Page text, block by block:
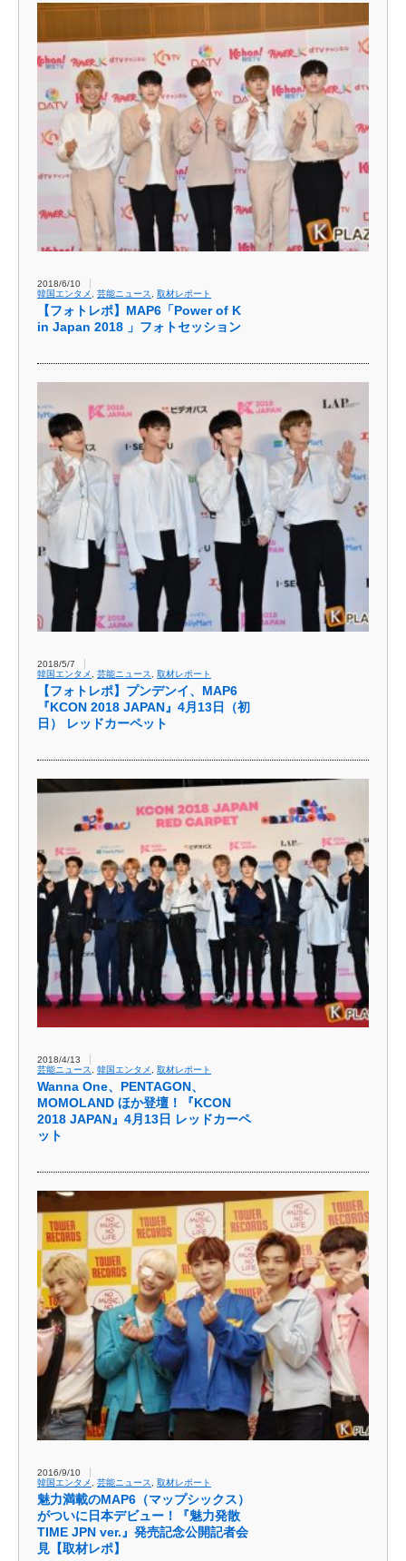
2018/6/10
韓国エンタメ
芸能ニュース 取材レポート
【フォトレポ】MAP6「Power of K
in Japan 2018 」フォトセッション
2018/5/7
韓国エンタメ
芸能ニュース 取材レポート
【フォトレポ】プンデンイ、MAP6
『KCON 2018 JAPAN』4月13日（初
日） レッドカーペット
2018/4/13
芸能ニュース
韓国エンタメ 取材レポート
Wanna One、PENTAGON、
MOMOLAND ほか登壇！『KCON
2018 JAPAN』4月13日 レッドカーペ
ット
2016/9/10
韓国エンタメ
芸能ニュース 取材レポート
魅力満載のMAP6（マップシックス）
がついに日本デビュー！『魅力発散
TIME JPN ver.』発売記念公開記者会
見【取材レポ】